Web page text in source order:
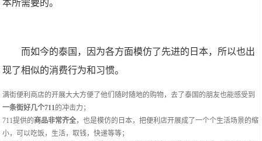
本所需要的。
而如今的泰国，因为各方面模仿了先进的日本，所以也出
现了相似的消费行为和习惯。
满街便利商店的开展大大方便了他们随时随地的购物，去了泰国的朋友也能感受到
一条街好几个711的冲击力；
711提供的商品非常齐全，也是模仿的日本，把便利店开展成了一个个生活场景的缩
小，可以吃饭，生活，取钱，快递等等；